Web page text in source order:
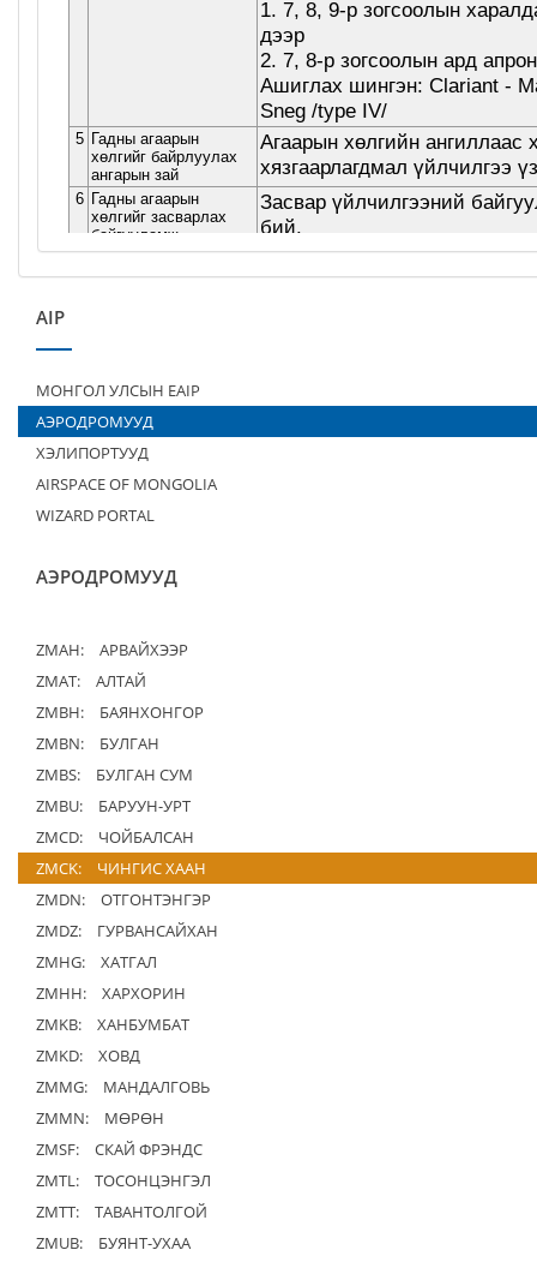
AIP
МОНГОЛ УЛСЫН EAIP
АЭРОДРОМУУД
ХЭЛИПОРТУУД
AIRSPACE OF MONGOLIA
WIZARD PORTAL
АЭРОДРОМУУД
ZMAH:
АРВАЙХЭЭР
ZMAT:
АЛТАЙ
ZMBH:
БАЯНХОНГОР
ZMBN:
БУЛГАН
ZMBS:
БУЛГАН СУМ
ZMBU:
БАРУУН-УРТ
ZMCD:
ЧОЙБАЛСАН
ZMCK:
ЧИНГИС ХААН
ZMDN:
ОТГОНТЭНГЭР
ZMDZ:
ГУРВАНСАЙХАН
ZMHG:
ХАТГАЛ
ZMHH:
ХАРХОРИН
ZMKB:
ХАНБУМБАТ
ZMKD:
ХОВД
ZMMG:
МАНДАЛГОВЬ
ZMMN:
МӨРӨН
ZMSF:
СКАЙ ФРЭНДС
ZMTL:
ТОСОНЦЭНГЭЛ
ZMTT:
ТАВАНТОЛГОЙ
ZMUB:
БУЯНТ-УХАА